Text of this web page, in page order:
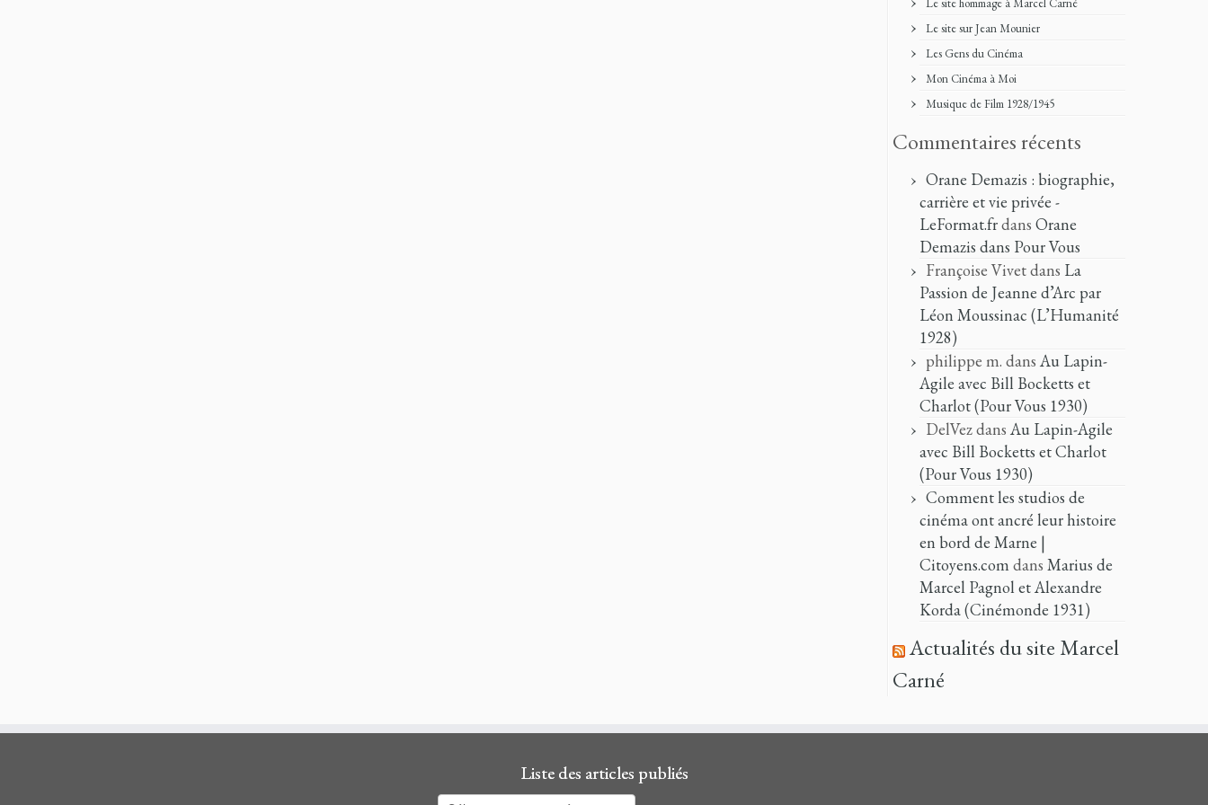
Le site hommage à Marcel Carné
Le site sur Jean Mounier
Les Gens du Cinéma
Mon Cinéma à Moi
Musique de Film 1928/1945
Commentaires récents
Orane Demazis : biographie,
carrière et vie privée -
LeFormat.frdans Orane
Demazis dans Pour Vous
Françoise Vivetdans La
Passion de Jeanne d’Arc par
Léon Moussinac (L’Humanité
1928)
philippe m. dans Au Lapin-
Agile avec Bill Bocketts et
Charlot (Pour Vous 1930)
DelVezdans Au Lapin-Agile
avec Bill Bocketts et Charlot
(Pour Vous 1930)
Comment les studios de
cinéma ont ancré leur histoire
en bord de Marne |
Citoyens.comdans Marius de
Marcel Pagnol et Alexandre
Korda (Cinémonde 1931)
Actualités du site Marcel
Carné
Liste des articles publiés